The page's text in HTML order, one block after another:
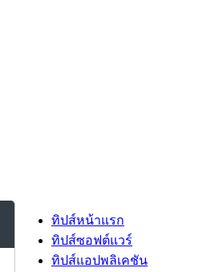
ทิปส์หน้าแรก
ทิปส์ซอฟต์แวร์
ทิปส์แอปพลิเคชัน